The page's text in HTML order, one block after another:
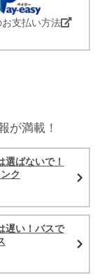
お支払い方法
が満載！
選ばないで！
ク
遅い！バスで